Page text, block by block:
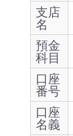
支店
名
預金
科目
口座
番号
口座
名義